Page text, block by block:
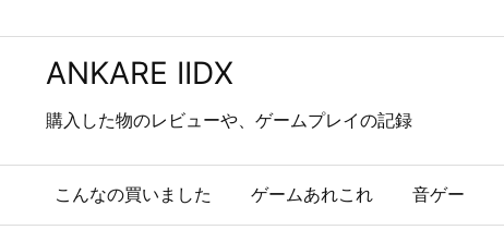
ANKARE IIDX
購入した物のレビューや、ゲームプレイの記録
こんなの買いました ゲームあれこれ 音ゲー